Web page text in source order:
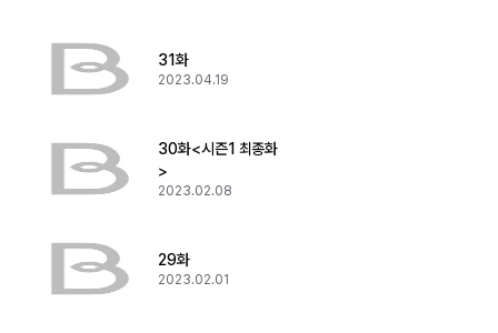
31화
2023.04.19
30화<시즌1 최종화
>
2023.02.08
29화
2023.02.01